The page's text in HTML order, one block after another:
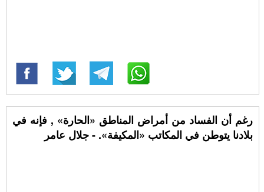
رغم أن الفساد من أمراض المناطق «الحارة» , فإنه في
بلادنا يتوطن في المكاتب «المكيفة». - جلال عامر